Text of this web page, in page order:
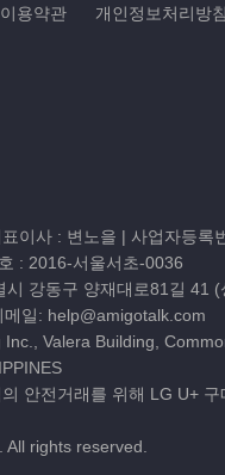
이용약관 개인정보처리방침
이사 : 변노을 | 사업자등록
: 2016-서울서초-0036
시 강동구 양재대로81길 41 (
메일: help@amigotalk.com
Valera Building,
안전거래를 위해 LG U+
rights reserved.